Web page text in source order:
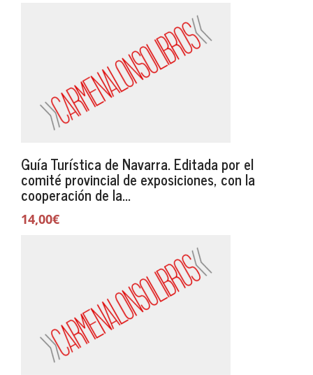
Guía Turística de Navarra. Editada por el
comité provincial de exposiciones, con la
cooperación de la...
14,00€